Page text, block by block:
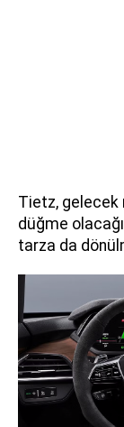
Tietz, gelecek
düğme
tarza da